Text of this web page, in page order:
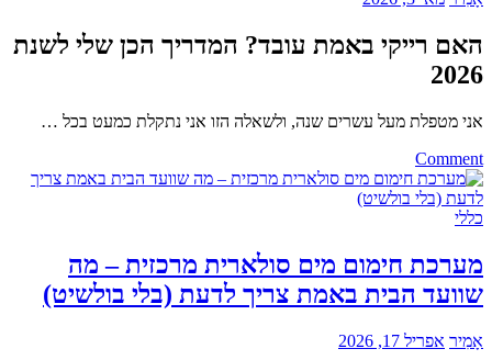
עבורכם
האם רייקי באמת עובד? המדריך הכן שלי לשנת
2026
אני מטפלת מעל עשרים שנה, ולשאלה הזו אני נתקלת כמעט בכל …
Comment
on
האם
רייקי
המדריך
הכן
שלי
2026
כללי
מערכת חימום מים סולארית מרכזית – מה
שוועד הבית באמת צריך לדעת (בלי בולשיט)
אָמִיר אפריל 17, 2026